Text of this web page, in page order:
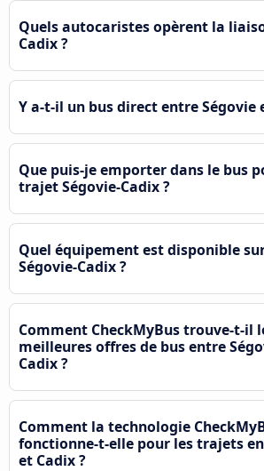
Quels autocaristes opèrent la
Cadix ?
Y a-t-il un bus direct entre Ségovie
Que puis-je emporter dans le bus
trajet Ségovie-Cadix ?
Quel équipement est disponible
Ségovie-Cadix ?
Comment CheckMyBus trouve-t-il
meilleures offres de bus entre
Cadix ?
Comment la technologie
fonctionne-t-elle pour les trajets
et Cadix ?